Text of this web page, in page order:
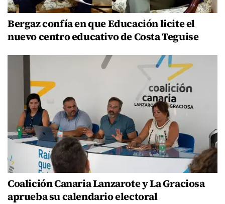
Bergaz confía en que Educación licite el
nuevo centro educativo de Costa Teguise
Coalición Canaria Lanzarote y La Graciosa
aprueba su calendario electoral